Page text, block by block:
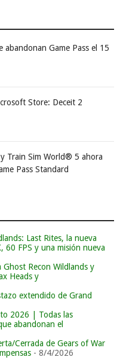
abandonan Game Pass el 15
Store: Deceit 2
Train Sim World® 5 ahora
Pass Standard
Last Rites, la nueva
60 FPS y una misión nueva
Recon Wildlands y
Heads y
extendido de Grand
2026 | Todas las
abandonan el
Cerrada de Gears of War
- 8/4/2026